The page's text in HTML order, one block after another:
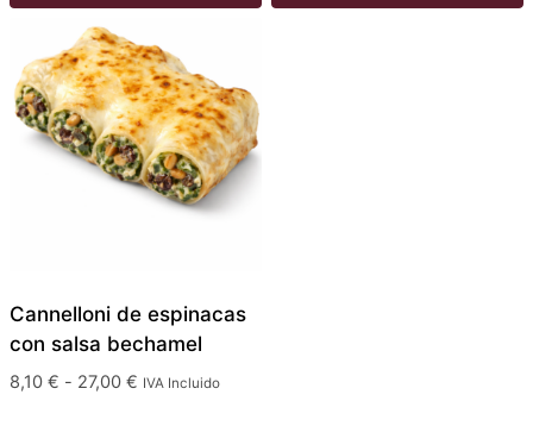
hasta
Cannelloni de espinacas
con salsa bechamel
8,10 € - 27,00 €Rango
IVA Incluido